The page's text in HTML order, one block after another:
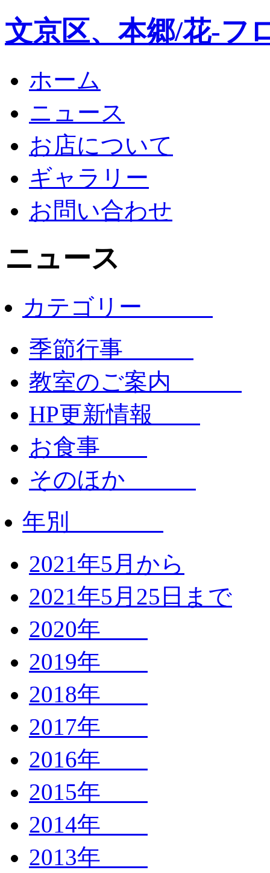
文京区、本郷/花-フ
ホーム
ニュース
お店について
ギャラリー
お問い合わせ
ニュース
カテゴリー
季節行事
教室のご案内
HP更新情報
お食事
そのほか
年別
2021年5月から
2021年5月25日まで
2020年
2019年
2018年
2017年
2016年
2015年
2014年
2013年